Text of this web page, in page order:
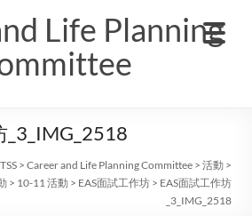
Life Planning
_3_IMG_2518
>Career and Life Planning Committee >活動 >
> 10-11 活動 > EAS面試工作坊 > EAS面試工作坊
_3_IMG_2518